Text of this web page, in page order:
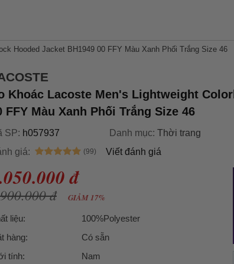
Hooded Jacket BH1949 00 FFY Màu Xanh Phối Trắng Size 46
Khoác Lacoste Men's Lightweight
FFY Màu Xanh Phối Trắng Size 46
SP: h057937 Danh mục: Thời trang
giá:
Viết đánh giá
đ
đ GIẢM 17%
liệu:
100%Polyester
hàng:
Có sẵn
tính:
Nam